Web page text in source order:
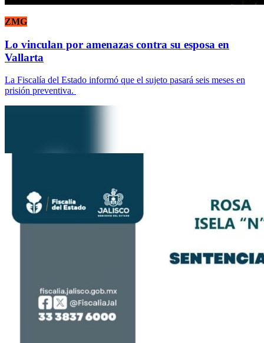
ZMG
Lo vinculan por amenazas contra su esposa en
Vallarta
La Fiscalía del Estado informó que el sujeto pasará seis meses en
prisión preventiva.